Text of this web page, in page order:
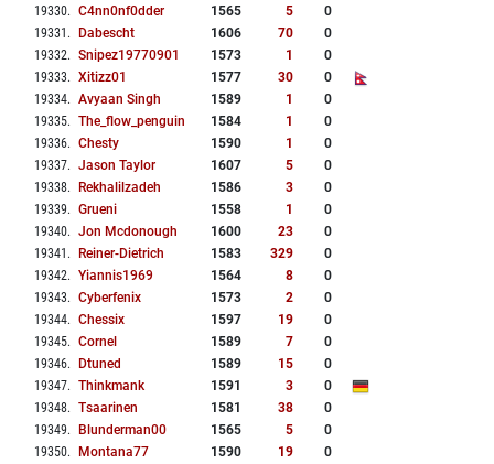
19330. C4nn0nf0dder 1565 5
0
19331 . Dabescht 1606 70
0
19332. Snipez19770901 1573 1
0
19333. Xitizz01 1577 30
0
19334. Avyaan Singh 1589 1
0
19335. The_flow_penguin 1584 1
0
19336. Chesty 1590 1
0
19337. Jason Taylor 1607 5
0
19338. Rekhalilzadeh 1586 3
0
19339. Grueni 1558 1
0
19340. Jon Mcdonough 1600 23
0
19341 . Reiner-Dietrich 1583 329
0
19342. Yiannis1969 1564 8
0
19343. Cyberfenix 1573 2
0
19344. Chessix 1597 19
0
19345. Cornel 1589 7
0
19346. Dtuned 1589 15
0
19347. Thinkmank 1591 3
0
19348. Tsaarinen 1581 38
0
19349. Blunderman00 1565 5
0
19350. Montana77 1590 19 0